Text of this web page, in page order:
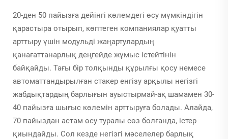
20-ден 50 пайызға дейінгі көлемдегі өсу мүмкіндігін
қарастыра отырып, көптеген компаниялар қуатты
арттыру үшін модульді жаңартулардың
қанағаттанарлық деңгейде жұмыс істейтінін
байқайды. Тағы бір толқынды құрылғы қосу немесе
автоматтандырылған стакер енгізу арқылы негізгі
жабдықтардың барлығын ауыстырмай-ақ шамамен 30-
40 пайызға шығыс көлемін арттыруға болады. Алайда,
70 пайыздан астам өсу туралы сөз болғанда, істер
қиындайды. Сол кезде негізгі мәселелер барлық